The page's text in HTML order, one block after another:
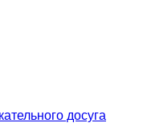
досуга